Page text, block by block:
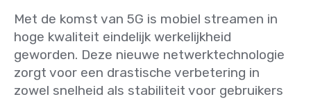
Met de komst van 5G is mobiel streamen in
hoge kwaliteit eindelijk werkelijkheid
geworden. Deze nieuwe netwerktechnologie
zorgt voor een drastische verbetering in
zowel snelheid als stabiliteit voor gebruikers